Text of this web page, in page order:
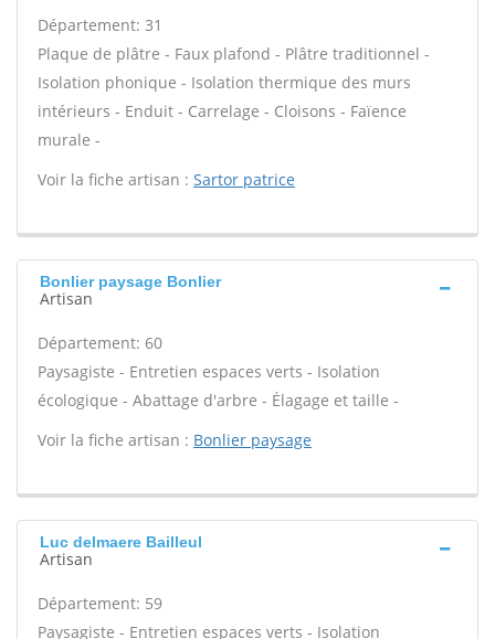
Département: 31
Plaque de plâtre - Faux plafond - Plâtre traditionnel -
Isolation phonique - Isolation thermique des murs
intérieurs - Enduit - Carrelage - Cloisons - Faïence
murale -
Voir la fiche artisan : Sartor patrice
Bonlier paysage Bonlier
Artisan
Département: 60
Paysagiste - Entretien espaces verts - Isolation
écologique - Abattage d'arbre - Élagage et taille -
Voir la fiche artisan : Bonlier paysage
Luc delmaere Bailleul
Artisan
Département: 59
Paysagiste - Entretien espaces verts - Isolation